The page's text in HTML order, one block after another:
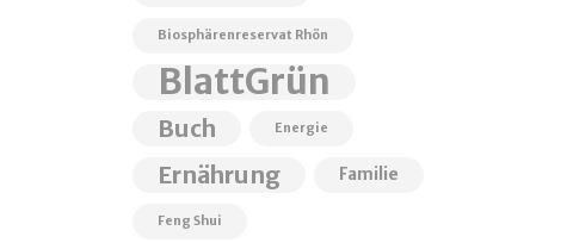
Biosphärenreservat Rhön
BlattGrün
Buch Energie
Ernährung Familie
Feng Shui